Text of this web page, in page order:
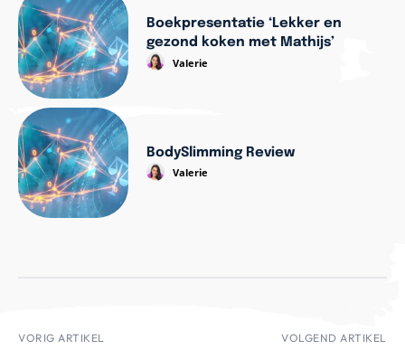
Boekpresentatie ‘Lekker en
gezond koken met Mathijs’
Valerie
BodySlimming Review
Valerie
VORIG ARTIKEL VOLGEND ARTIKEL